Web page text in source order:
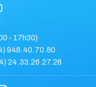
- 17h30)
948.40.70.80
24.33.26.27.28